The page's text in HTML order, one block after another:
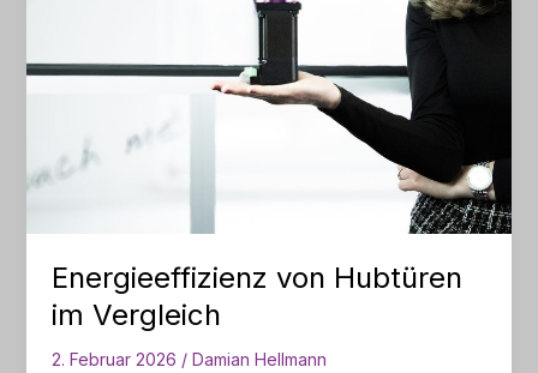
Energieeffizienz von Hubtüren
im Vergleich
2. Februar 2026 / Damian Hellmann